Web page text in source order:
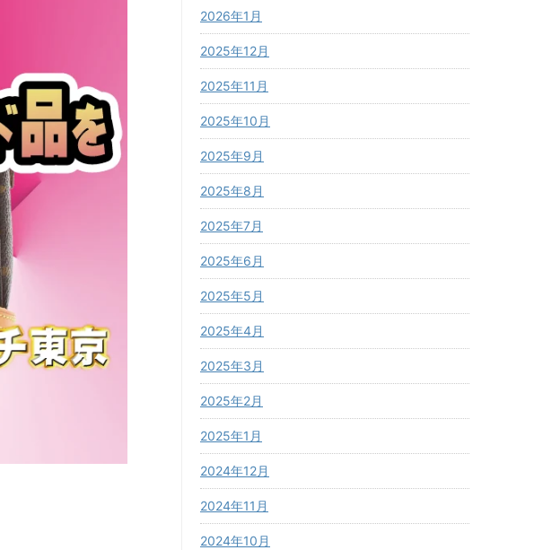
2026年1月
2025年12月
2025年11月
2025年10月
2025年9月
2025年8月
2025年7月
2025年6月
2025年5月
2025年4月
2025年3月
2025年2月
2025年1月
2024年12月
2024年11月
2024年10月